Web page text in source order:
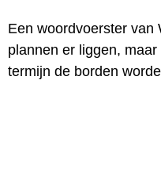
Een woordvoerster van
plannen er liggen,
termijn de borden